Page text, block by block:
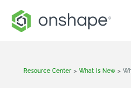
Resource Center > What Is New >